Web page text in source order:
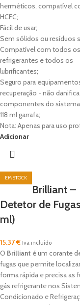
herméticos, compatível
HCFC;
Fácil de usar;
Sem sólidos ou resíduos
Compatível com todos os
refrigerantes e todos os
lubrificantes;
Seguro para
recuperação - não
componentes do
118 ml garrafa;
Nota: Apenas para uso
Adicionar
Brilliant –
Detetor de
ml)
15.37€ Iva incluído
O Brilliant é um corante
fugas que permite
forma rápida e precisa as
gás refrigerante nos
Condicionado e